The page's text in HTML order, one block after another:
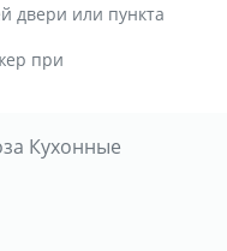
двери или пункта
при
Кухонные